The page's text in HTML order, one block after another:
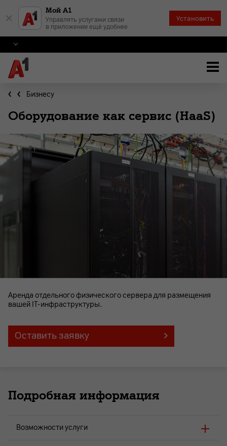
Мой А1
Управлять услугами связи
в приложении ещё удобнее
Установить
Бизнесу
Оборудование как сервис (HaaS)
Аренда отдельного физического сервера для размещения
вашей IT-инфраструктуры.
Оставить заявку
Подробная информация
Возможности услуги